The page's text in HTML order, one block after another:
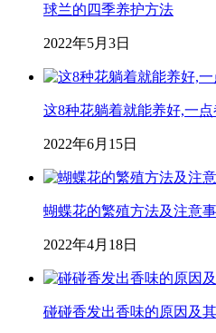
球兰的四季养护方法
2022年5月3日
这8种花躺着就能养好,一
2022年6月15日
蝴蝶花的繁殖方法及注意
2022年4月18日
碰碰香发出香味的原因及